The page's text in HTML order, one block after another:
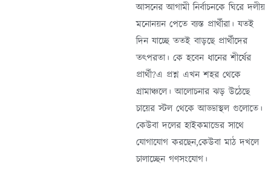
আসনের আগামী নির্বাচনকে ঘিরে দলীয়
মনোনয়ন পেতে ব্যস্ত প্রার্থীরা। যতই
দিন যাচ্ছে ততই বাড়ছে প্রার্থীদের
তৎপরতা। কে হবেন ধানের শীর্ষের
প্রার্থী?এ প্রশ্ন এখন শহর থেকে
গ্রামাঞ্চলে। আলোচনার ঝড় উঠেছে
চায়ের স্টল থেকে আড্ডাস্থল গুলোতে।
কেউবা দলের হাইকমান্ডের সাথে
যোগাযোগ করছেন,কেউবা মাঠ দখলে
চালাচ্ছেন গণসংযোগ।